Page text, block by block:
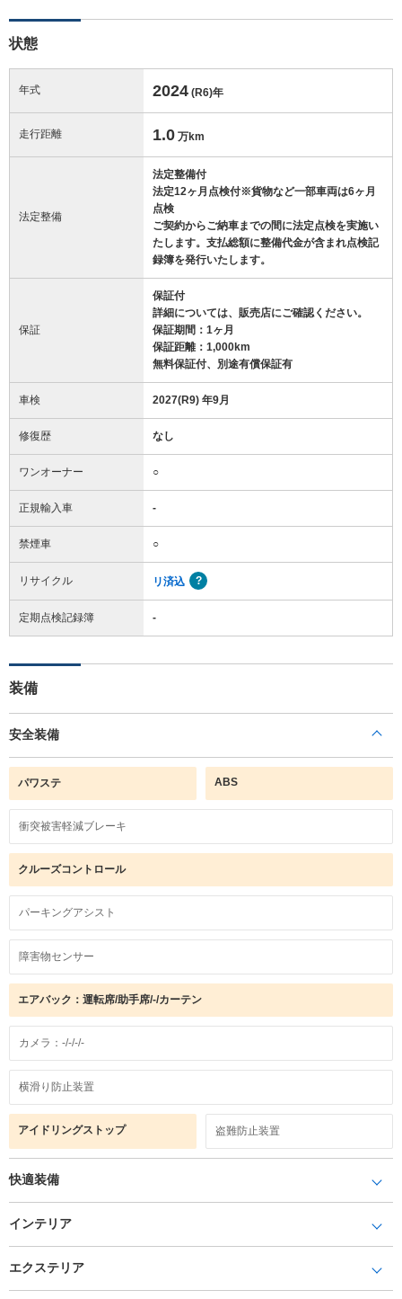
状態
年式 2024 (R6)年
走行距離 1.0 万km
法定整備
法定整備付
法定12ヶ月点検付※貨物など一部車両は6ヶ月
点検
ご契約からご納車までの間に法定点検を実施い
たします。支払総額に整備代金が含まれ点検記
録簿を発行いたします。
保証
保証付
詳細については、販売店にご確認ください。
保証期間：1ヶ月
保証距離：1,000km
無料保証付、別途有償保証有
車検 2027(R9) 年9月
修復歴 なし
ワンオーナー ○
正規輸入車 -
禁煙車 ○
リサイクル リ済込
定期点検記録簿 -
装備
安全装備
パワステ ABS
衝突被害軽減ブレーキ
クルーズコントロール
パーキングアシスト
障害物センサー
エアバック：運転席/助手席/-/カーテン
カメラ：-/-/-/-
横滑り防止装置
アイドリングストップ 盗難防止装置
快適装備
インテリア
エクステリア